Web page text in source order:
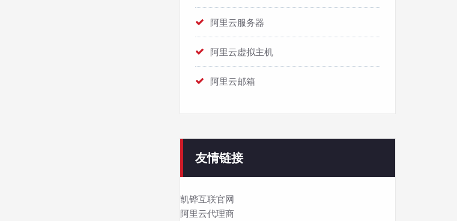
阿里云服务器
阿里云虚拟主机
阿里云邮箱
友情链接
凯铧互联官网
阿里云代理商